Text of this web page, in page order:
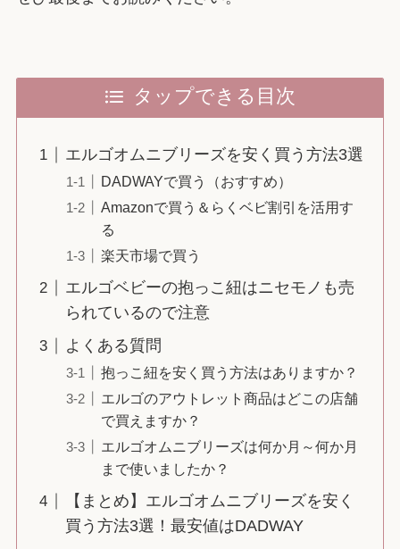
タップできる目次
エルゴオムニブリーズを安く買う方法3選
DADWAYで買う（おすすめ）
Amazonで買う＆らくベビ割引を活用す
る
楽天市場で買う
エルゴベビーの抱っこ紐はニセモノも売
られているので注意
よくある質問
抱っこ紐を安く買う方法はありますか？
エルゴのアウトレット商品はどこの店舗
で買えますか？
エルゴオムニブリーズは何か月～何か月
まで使いましたか？
【まとめ】エルゴオムニブリーズを安く
買う方法3選！最安値はDADWAY